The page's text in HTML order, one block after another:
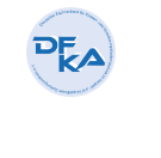
content